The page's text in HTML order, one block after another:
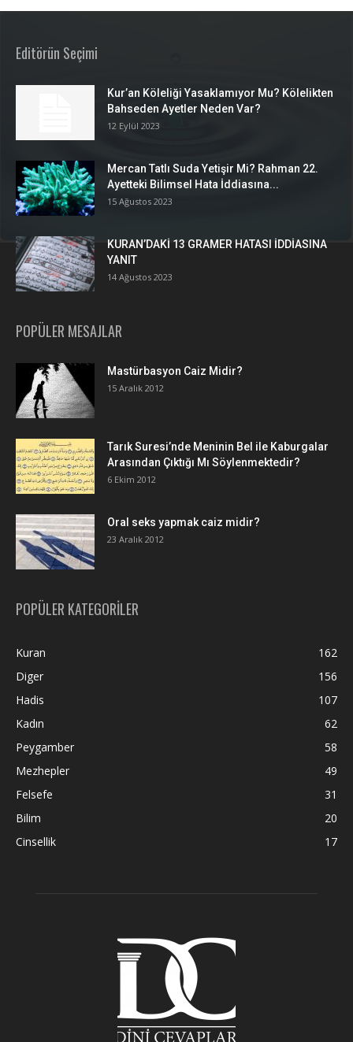
Editörün Seçimi
Kur’an Köleliği Yasaklamıyor Mu? Kölelikten
Bahseden Ayetler Neden Var?
12 Eylül 2023
Mercan Tatlı Suda Yetişir Mi? Rahman 22.
Ayetteki Bilimsel Hata İddiasına...
15 Ağustos 2023
KURAN’DAKİ 13 GRAMER HATASI İDDİASINA
YANIT
14 Ağustos 2023
POPÜLER MESAJLAR
Mastürbasyon Caiz Midir?
15 Aralık 2012
Tarık Suresi’nde Meninin Bel ile Kaburgalar
Arasından Çıktığı Mı Söylenmektedir?
6 Ekim 2012
Oral seks yapmak caiz midir?
23 Aralık 2012
POPÜLER KATEGORİLER
Kuran
162
Diger
156
Hadis
107
Kadın
62
Peygamber
58
Mezhepler
49
Felsefe
31
Bilim
20
Cinsellik
17